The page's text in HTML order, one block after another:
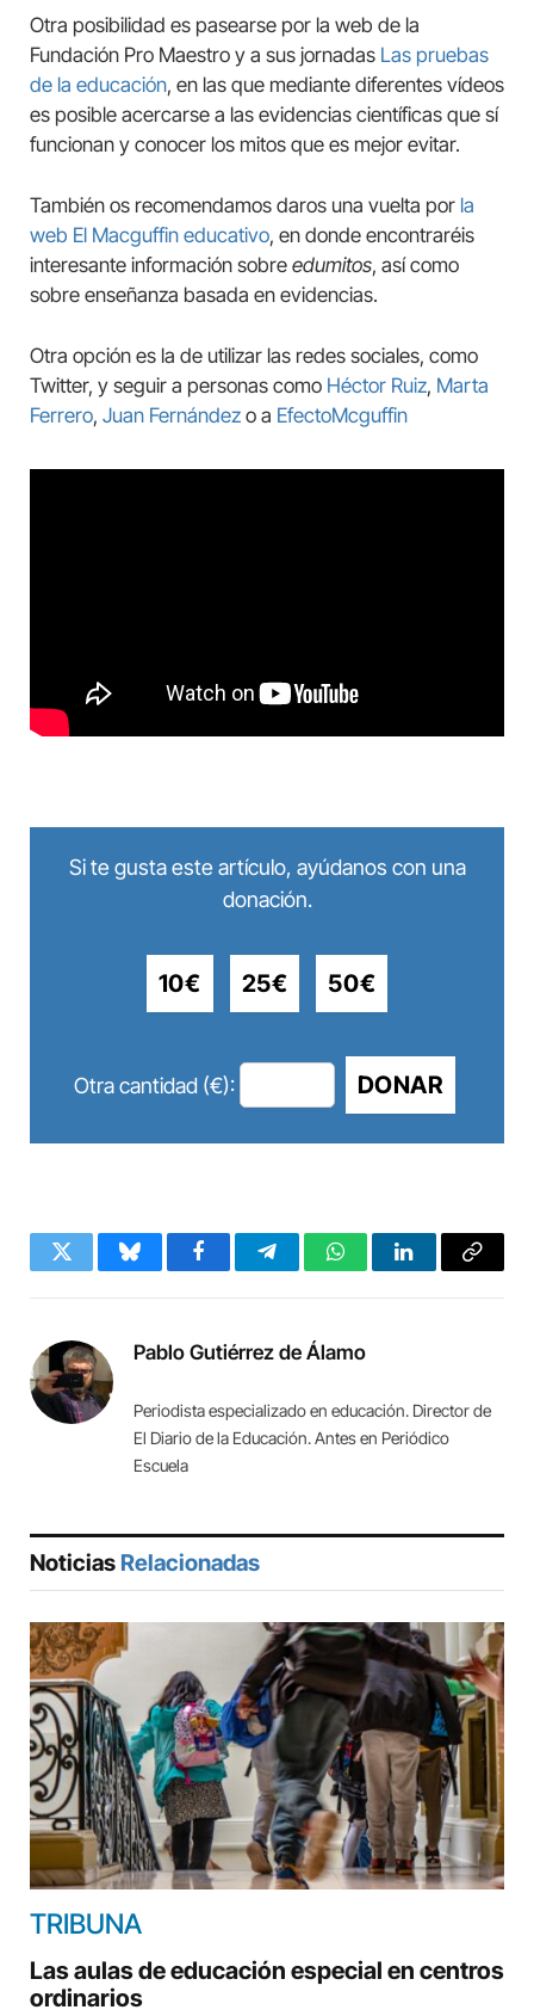
Otra posibilidad es pasearse por la web de la
Fundación Pro Maestro y a sus jornadas Las pruebas
de la educación, en las que mediante diferentes vídeos
es posible acercarse a las evidencias científicas que sí
funcionan y conocer los mitos que es mejor evitar.
También os recomendamos daros una vuelta por la
web El Macguffin educativo, en donde encontraréis
interesante información sobre edumitos, así como
sobre enseñanza basada en evidencias.
Otra opción es la de utilizar las redes sociales, como
Twitter, y seguir a personas como Héctor Ruiz, Marta
Ferrero, Juan Fernández o a EfectoMcguffin
Si te gusta este artículo, ayúdanos con una
donación.
10€ 25€ 50€
Otra cantidad (€): DONAR
Twitter BlueskyFacebookTelegramWhatsAppLinkedInCopy
Pablo Gutiérrez de Álamo
Periodista especializado en educación. Director de
El Diario de la Educación. Antes en Periódico
Escuela
Noticias Relacionadas
TRIBUNA
Las aulas de educación especial en centros
ordinarios